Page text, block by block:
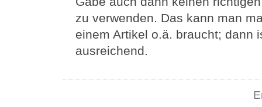
zu verwenden. Das kann man
einem Artikel o.ä. braucht; dann
ausreichend.